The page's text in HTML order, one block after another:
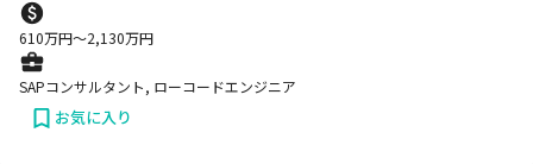
610万円〜2,130万円
SAPコンサルタント, ローコードエンジニア
お気に入り